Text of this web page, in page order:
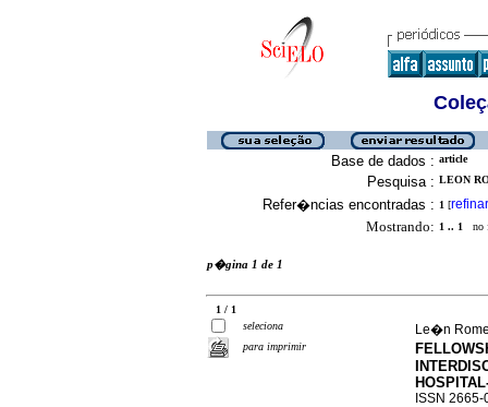
Base de dados : article
Pesquisa : LEON
Refer�ncias encontradas : 1 [refinar
Mostrando: 1 .. 1 no
p�gina 1 de 1
1 / 1
seleciona
para imprimir
Le�n
ISSN 2665-